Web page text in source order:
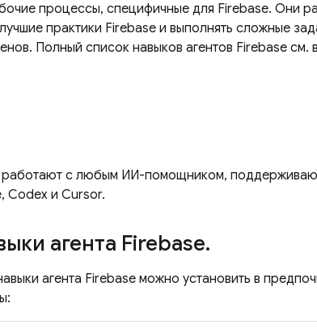
процессы, специфичные для Firebase. Они
практики Firebase и выполнять сложные
Полный список навыков агентов Firebase см.
работают с любым ИИ-помощником,
Codex и Cursor.
агента Firebase.
агента Firebase можно установить в